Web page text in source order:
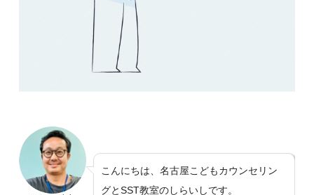
こんにちは、名古屋こどもカウンセリン
グとSST教室のしらいしです。